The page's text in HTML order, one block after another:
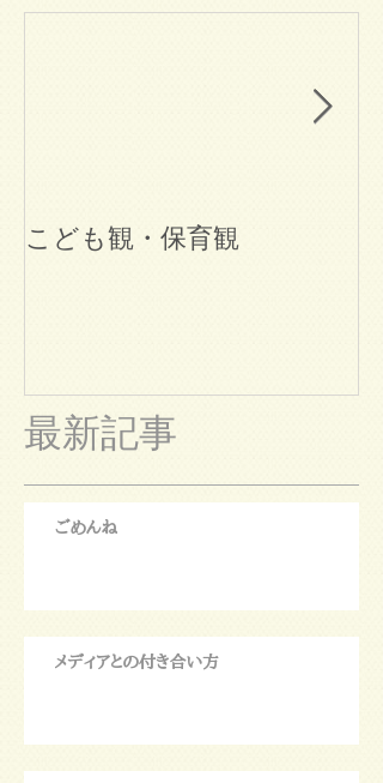
こども観・保育観
最新記事
ごめんね
メディアとの付き合い方